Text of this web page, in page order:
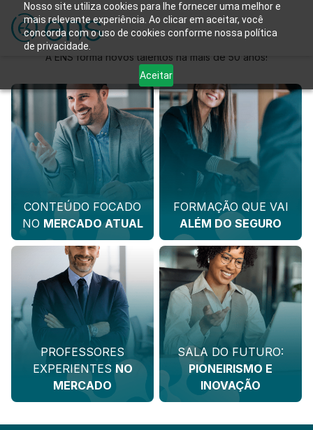
Nosso site utiliza cookies para lhe fornecer uma melhor e
mais relevante experiência. Ao clicar em aceitar, você
concorda com o uso de cookies conforme nossa política
de privacidade.
Aceitar
Sua carreira de sucesso está aqui!
A ENS forma novos talentos há mais de 50 anos!
CONTEÚDO FOCADO
NO MERCADO ATUAL
FORMAÇÃO QUE VAI
ALÉM DO SEGURO
PROFESSORES
EXPERIENTESNO
MERCADO
SALA DO FUTURO:
PIONEIRISMO E
INOVAÇÃO